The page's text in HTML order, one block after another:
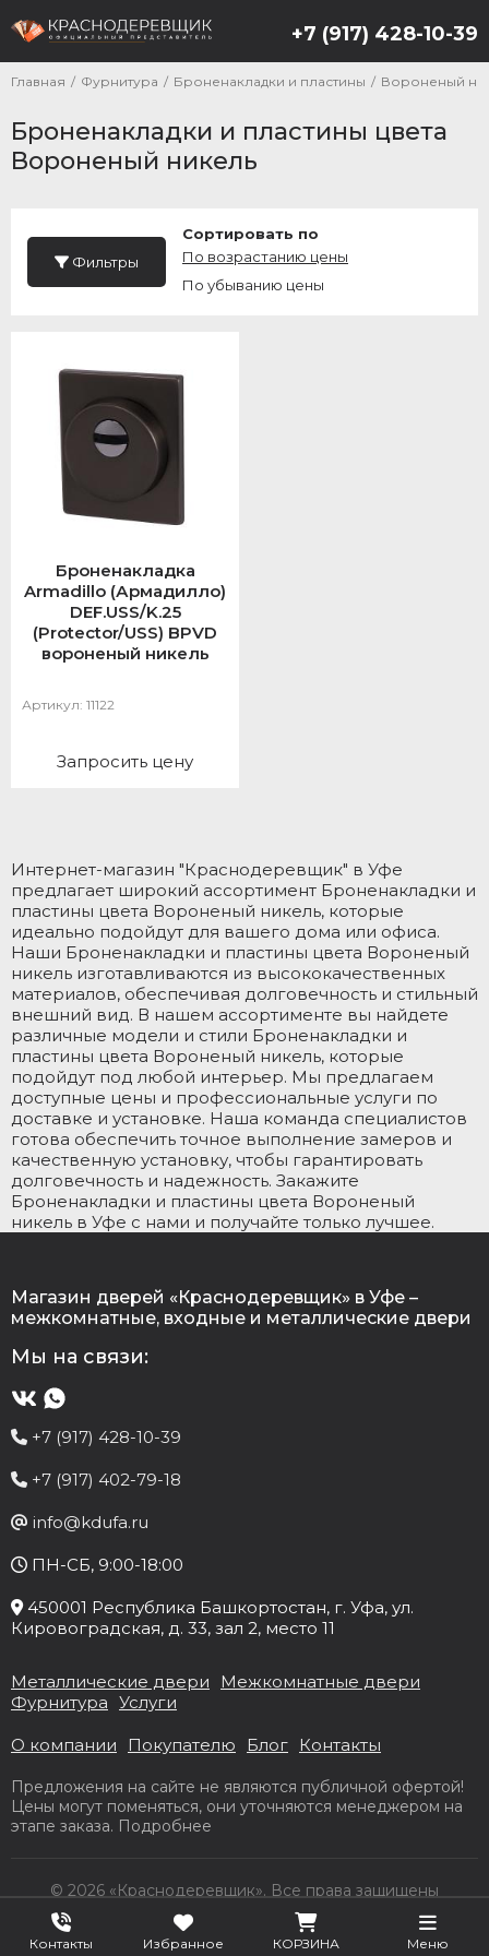
+7 (917) 428-10-39
Главная / Фурнитура / Броненакладки и пластины / Вороненый
Броненакладки и пластины цвета
Вороненый никель
Броненакладка
Armadillo (Армадилло)
DEF.USS/K.25
(Protector/USS) BPVD
вороненый никель
Артикул: 11122
Запросить цену
Фильтры
Сортировать по
По возрастанию цены
По убыванию цены
Интернет-магазин "Краснодеревщик" в Уфе
предлагает широкий ассортимент Броненакладки и
пластины цвета Вороненый никель, которые
идеально подойдут для вашего дома или офиса.
Наши Броненакладки и пластины цвета Вороненый
никель изготавливаются из высококачественных
материалов, обеспечивая долговечность и стильный
внешний вид. В нашем ассортименте вы найдете
различные модели и стили Броненакладки и
пластины цвета Вороненый никель, которые
подойдут под любой интерьер. Мы предлагаем
доступные цены и профессиональные услуги по
доставке и установке. Наша команда специалистов
готова обеспечить точное выполнение замеров и
качественную установку, чтобы гарантировать
долговечность и надежность. Закажите
Броненакладки и пластины цвета Вороненый
никель в Уфе с нами и получайте только лучшее.
Магазин дверей «Краснодеревщик» в Уфе –
межкомнатные, входные и металлические двери
Мы на связи:
+7 (917) 428-10-39
+7 (917) 402-79-18
info@kdufa.ru
ПН-СБ, 9:00-18:00
450001 Республика Башкортостан, г. Уфа, ул.
Кировоградская, д. 33, зал 2, место 11
Металлические двери
Межкомнатные двери
Фурнитура Услуги
О компании Покупателю Блог Контакты
Предложения на сайте не являются публичной офертой!
Цены могут поменяться, они уточняются менеджером на
этапе заказа. Подробнее
© 2026 «Краснодеревщик». Все права защищены
Разработка сайта Slooon.Ru
Контакты Избранное КОРЗИНА Меню